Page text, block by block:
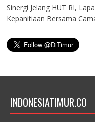
Sinergi Jelang HUT RI,
Kepanitiaan Bersama
INDONESIATIMUR.CO